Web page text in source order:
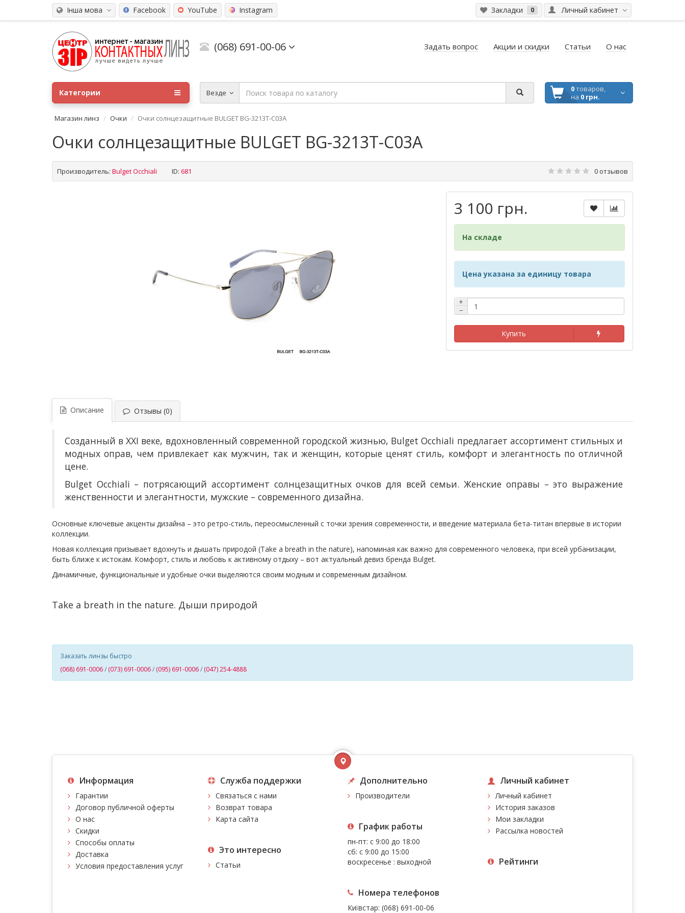
Інша мова Личный кабинет
Закладки 0
Facebook YouTube Instagram
(068) 691-00-06 Задать вопрос Акции и скидки Статьи О нас
Везде 0товаров,
на 0 грн.
Категории
Магазин линз Очки Очки солнцезащитные BULGET BG-3213T-C03A
Очки солнцезащитные BULGET BG-3213T-C03A
Производитель: Bulget Occhiali ID: 681 0 отзывов
3 100 грн.
На складе
Цена указана за единицу товара
+
−
Купить
Описание Отзывы (0)
Созданный в XXI веке, вдохновленный современной городской жизнью, Bulget Occhiali предлагает ассортимент стильных и
модных оправ, чем привлекает как мужчин, так и женщин, которые ценят стиль, комфорт и элегантность по отличной
цене.
Bulget Occhiali – потрясающий ассортимент солнцезащитных очков для всей семьи. Женские оправы – это выражение
женственности и элегантности, мужские – современного дизайна.
Основные ключевые акценты дизайна – это ретро-стиль, переосмысленный с точки зрения современности, и введение материала бета-титан впервые в истории
коллекции.
Новая коллекция призывает вдохнуть и дышать природой (Take a breath in the nature), напоминая как важно для современного человека, при всей урбанизации,
быть ближе к истокам. Комфорт, стиль и любовь к активному отдыху – вот актуальный девиз бренда Bulget.
Динамичные, функциональные и удобные очки выделяются своим модным и современным дизайном.
Take a breath in the nature. Дыши природой
Заказать линзы быстро
(068) 691-0006/ (073) 691-0006/ (095) 691-0006/ (047) 254-4888
Информация
Гарантии
Договор публичной оферты
О нас
Скидки
Способы оплаты
Доставка
Условия предоставления услуг
Служба поддержки
Связаться с нами
Возврат товара
Карта сайта
Это интересно
Статьи
Дополнительно
Производители
График работы
пн-пт: с 9:00 до 18:00
сб: с 9:00 до 15:00
воскресенье : выходной
Номера телефонов
Київстар: (068) 691-00-06
Личный кабинет
Личный кабинет
История заказов
Мои закладки
Рассылка новостей
Рейтинги